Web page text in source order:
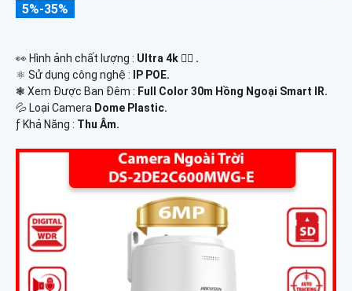
5%-35%
️👀 Hình ảnh chất lượng : Ultra 4k 👍🏾 .
⚛️ Sử dụng công nghệ :
IP POE.
❃ Xem Được Ban Đêm : Full Color 30m Hồng Ngoại Smart IR.
💦 Loại Camera Dome Plastic.
️ƒ Khả Năng : Thu Âm.